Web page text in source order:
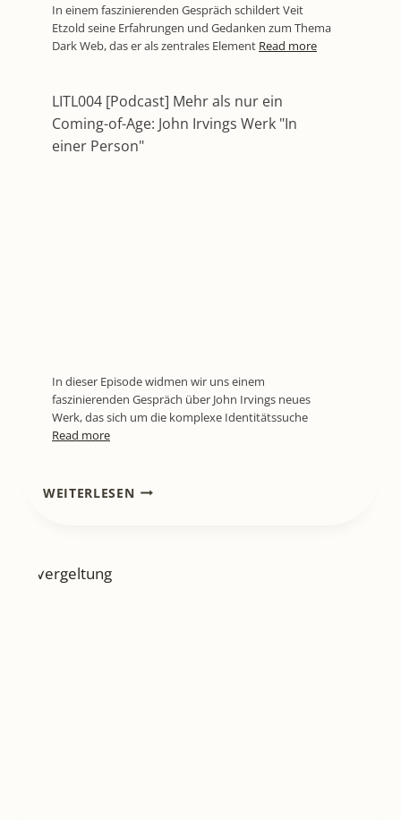
In einem faszinierenden Gespräch schildert Veit
Etzold seine Erfahrungen und Gedanken zum Thema
Dark Web, das er als zentrales Element Read more
LITL004 [Podcast] Mehr als nur ein
Coming-of-Age: John Irvings Werk "In
einer Person"
In dieser Episode widmen wir uns einem
faszinierenden Gespräch über John Irvings neues
Werk, das sich um die komplexe Identitätssuche
Read more
WEITERLESENLITL805